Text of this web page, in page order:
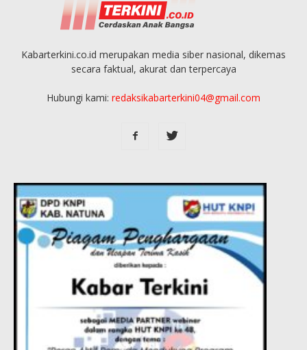
Kabarterkini.co.id merupakan media siber nasional, dikemas
secara faktual, akurat dan terpercaya
Hubungi kami: redaksikabarterkini04@gmail.com